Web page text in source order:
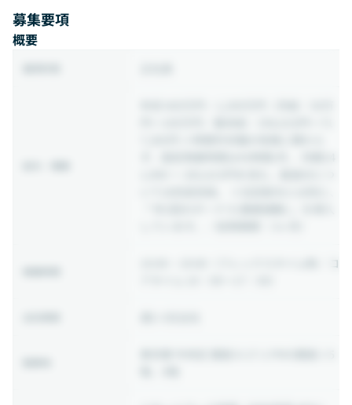
募集要項
概要
（フレックスタイム制／コ